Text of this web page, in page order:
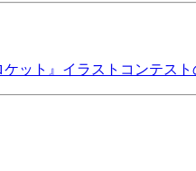
ット』イラストコンテスト